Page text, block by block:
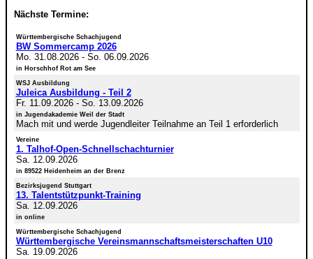
Nächste Termine:
Württembergische Schachjugend
BW Sommercamp 2026
Mo. 31.08.2026- So. 06.09.2026
in Horschhof Rot am See
WSJ Ausbildung
Juleica Ausbildung - Teil 2
Fr. 11.09.2026- So. 13.09.2026
in Jugendakademie Weil der Stadt
Mach mit und werde Jugendleiter Teilnahme an Teil 1 erforderlich
Vereine
1. Talhof-Open-Schnellschachturnier
Sa. 12.09.2026
in 89522 Heidenheim an der Brenz
Bezirksjugend Stuttgart
13. Talentstützpunkt-Training
Sa. 12.09.2026
in online
Württembergische Schachjugend
Württembergische Vereinsmannschaftsmeisterschaften U10
Sa. 19.09.2026